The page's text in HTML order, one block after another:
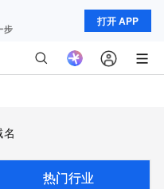
打开 APP
热门行业